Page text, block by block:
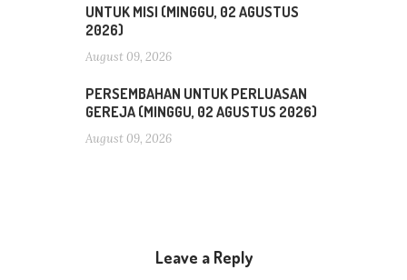
UNTUK MISI (MINGGU, 02 AGUSTUS
2026)
August 09, 2026
PERSEMBAHAN UNTUK PERLUASAN
GEREJA (MINGGU, 02 AGUSTUS 2026)
August 09, 2026
Leave a Reply